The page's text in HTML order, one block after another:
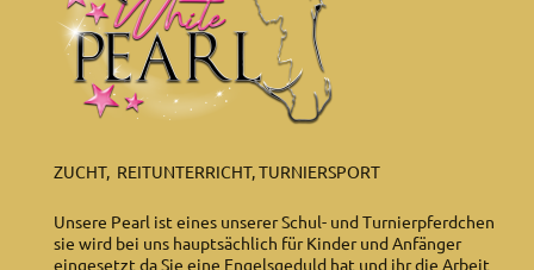
ZUCHT, REITUNTERRICHT, TURNIERSPORT
Unsere Pearl ist eines unserer Schul- und Turnierpferdchen
sie wird bei uns hauptsächlich für Kinder und Anfänger
eingesetzt da Sie eine Engelsgeduld hat und ihr die Arbeit